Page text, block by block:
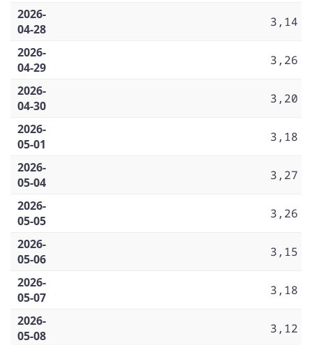
2026-
04-28
3,14
2026-
04-29
3,26
2026-
04-30
3,20
2026-
05-01
3,18
2026-
05-04
3,27
2026-
05-05
3,26
2026-
05-06
3,15
2026-
05-07
3,18
2026-
05-08
3,12